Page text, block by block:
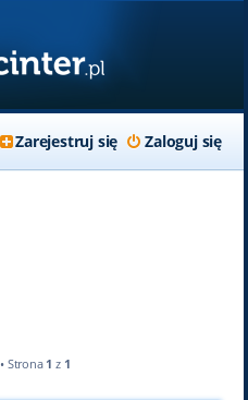
Zaloguj się
Zarejestruj się
Strona 1 z 1